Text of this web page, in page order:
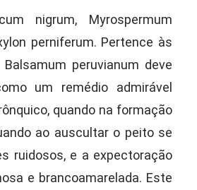
nigrum, Myrospermum
perniferum. Pertence às
Balsamum peruvianum deve
um remédio admirável
quando na formação
ao auscultar o peito se
ruidosos, e a expectoração
e brancoamarelada. Este